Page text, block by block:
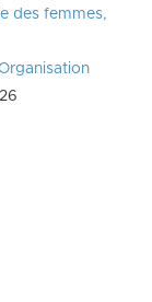
des femmes,